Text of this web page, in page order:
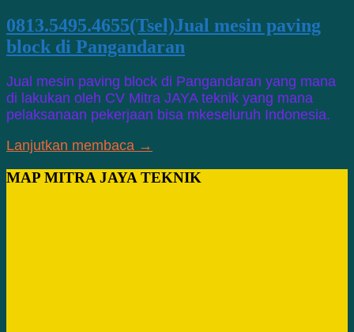
0813.5495.4655(Tsel)Jual mesin paving
block di Pangandaran
Jual mesin paving block di Pangandaran yang mana
di lakukan oleh CV Mitra JAYA teknik yang mana
pelaksanaan pekerjaan bisa mkeseluruh Indonesia.
Lanjutkan membaca →
MAP MITRA JAYA TEKNIK